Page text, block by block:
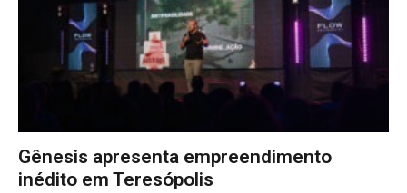
Gênesis apresenta empreendimento
inédito em Teresópolis